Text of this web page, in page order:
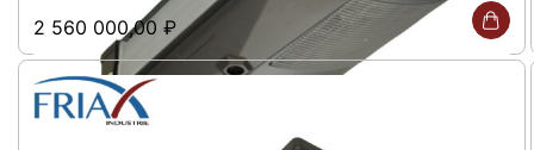
2 560 000,00 ₽